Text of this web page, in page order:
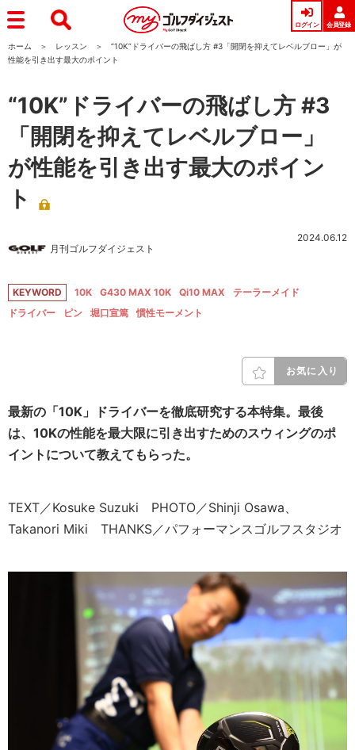
ログイン 会員登録
ホーム レッスン
“10K”ドライバーの飛ばし方 #3「開閉を抑えてレベルブロー」が
性能を引き出す最大のポイント
“10K”ドライバーの飛ばし方 #3
「開閉を抑えてレベルブロー」
が性能を引き出す最大のポイン
ト
月刊ゴルフダイジェスト
2024.06.12
KEYWORD 10K G430 MAX 10K Qi10 MAX
テーラーメイド
ドライバー
ピン 堀口宣篤 慣性モーメント
お気に入り
最新の「10K」ドライバーを徹底研究する本特集。最後
は、10Kの性能を最大限に引き出すためのスウィングのポ
イントについて教えてもらった。
TEXT／Kosuke Suzuki PHOTO／Shinji Osawa、
Takanori Miki THANKS／パフォーマンスゴルフスタジオ